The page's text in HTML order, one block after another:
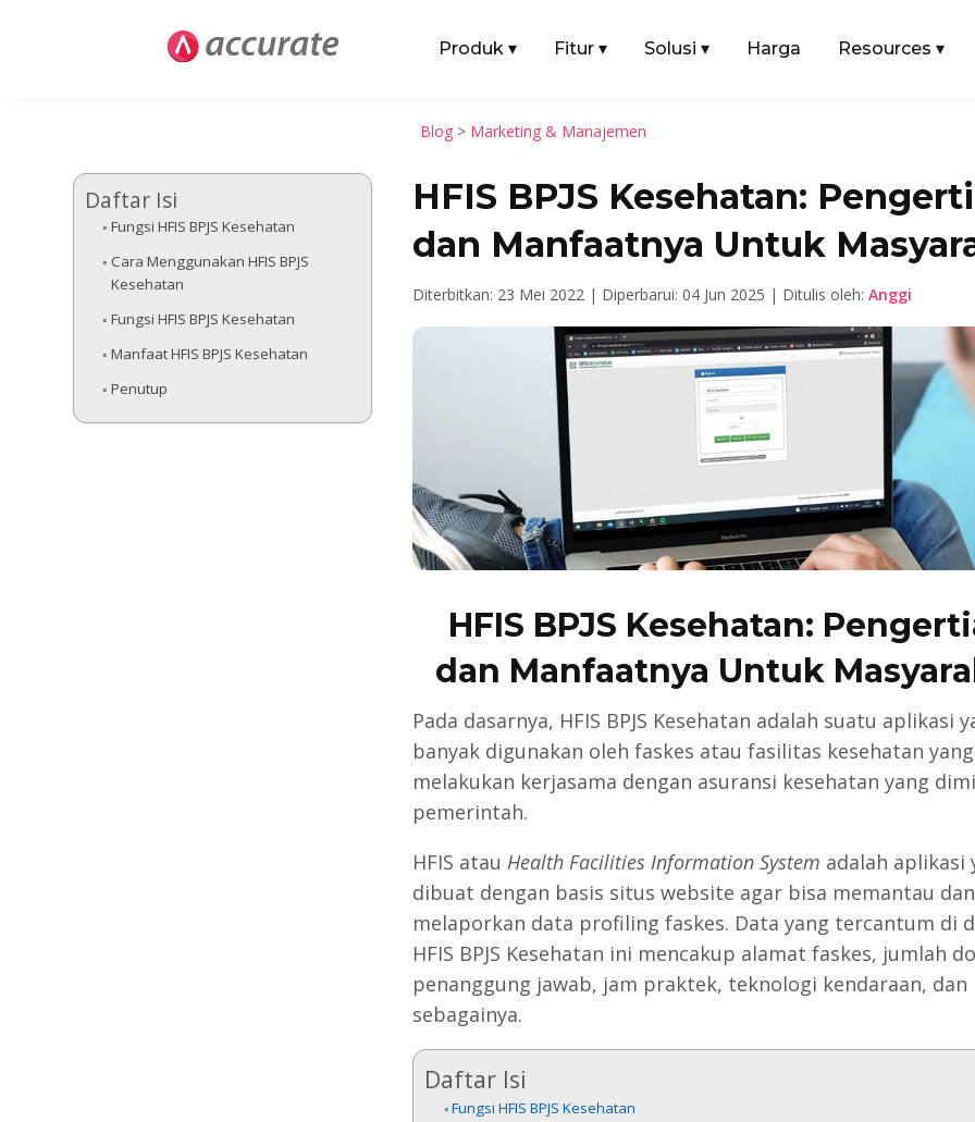
Produk ▾ Fitur ▾ Solusi ▾ Harga Resources ▾
Blog > Marketing & Manajemen
Daftar Isi
Fungsi HFIS BPJS Kesehatan
Cara Menggunakan HFIS BPJS
Kesehatan
Fungsi HFIS BPJS Kesehatan
Manfaat HFIS BPJS Kesehatan
Penutup
HFIS BPJS Kesehatan:
dan Manfaatnya Untuk
Diterbitkan: 23 Mei 2022 | Diperbarui: 04 Jun 2025 | Ditulis oleh: Anggi
HFIS BPJS Kesehatan:
dan Manfaatnya Untuk
Pada dasarnya, HFIS BPJS Kesehatan adalah suatu aplikasi
banyak digunakan oleh faskes atau fasilitas kesehatan
melakukan kerjasama dengan asuransi kesehatan yang
pemerintah.
HFIS atau Health Facilities Information System adalah aplikasi
dibuat dengan basis situs website agar bisa memantau dan
melaporkan data profiling faskes. Data yang tercantum di
HFIS BPJS Kesehatan ini mencakup alamat faskes, jumlah
penanggung jawab, jam praktek, teknologi kendaraan, dan
sebagainya.
Daftar Isi
Fungsi HFIS BPJS Kesehatan